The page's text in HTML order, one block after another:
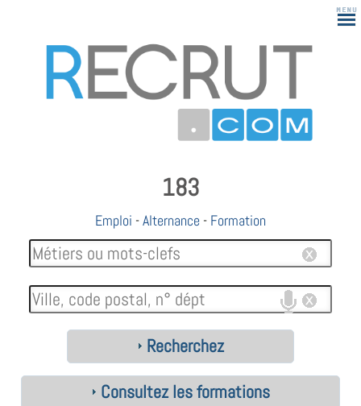
183
Emploi -Alternance - Formation
Recherchez
Consultez les formations